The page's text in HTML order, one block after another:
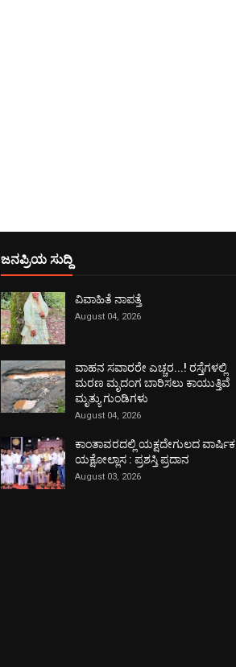
ಜನಪ್ರಿಯ ಸುದ್ದಿ
ವಿವಾಹಿತೆ ನಾಪತ್ತೆ
August 04, 2026
ವಾಹನ ಸವಾರರೇ ಎಚ್ಚರ...! ರಸ್ತೆಗಳಲ್ಲಿ
ಮರಣ ಮೃದಂಗ ಬಾರಿಸಲು ಕಾಯುತ್ತಿವೆ
ಮೃತ್ಯು ಗುಂಡಿಗಳು
August 04, 2026
ಕಾಂತಾವರದಲ್ಲಿ ಯಕ್ಷದೇಗುಲದ ವಾರ್ಷಿಕ
ಯಕ್ಷೋಲ್ಲಾಸ : ಪ್ರಶಸ್ತಿ ಪ್ರದಾನ
August 03, 2026